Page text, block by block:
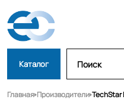
Каталог
Главная Производители TechStar